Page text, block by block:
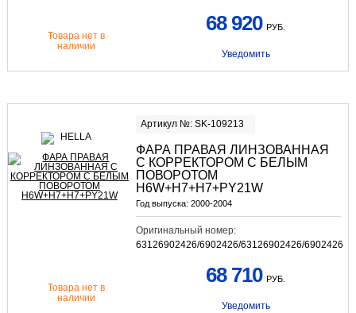
Товара нет в
наличии
68 920 РУБ.
Уведомить
Артикул №: SK-109213
ФАРА ПРАВАЯ ЛИНЗОВАННАЯ
С КОРРЕКТОРОМ С БЕЛЫМ
ПОВОРОТОМ
H6W+H7+H7+PY21W
Год выпуска: 2000-2004
Оригинальный номер:
63126902426/6902426/63126902426/6902426
Товара нет в
наличии
68 710 РУБ.
Уведомить